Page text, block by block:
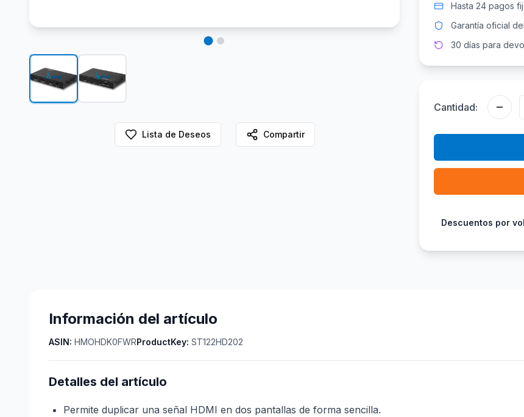
Lista de Deseos Compartir
Hasta 24 pagos
Garantía oficial
30 días para
Cantidad:
Descuentos por
Información del artículo
ASIN: HMOHDK0FWRProductKey: ST122HD202
Detalles del artículo
Permite duplicar una señal HDMI en dos pantallas de forma sencilla.